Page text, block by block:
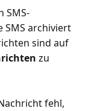
SMS-
SMS archiviert
sind auf
zu
fehl,